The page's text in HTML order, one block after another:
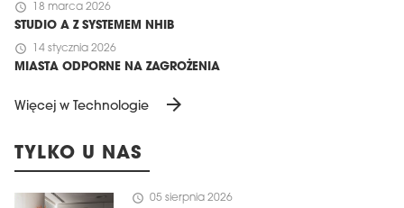
schedule 18 marca 2026
STUDIO A Z SYSTEMEM NHIB
schedule 14 stycznia 2026
MIASTA ODPORNE NA ZAGROŻENIA
Więcej w Technologie arrow_forward
TYLKO U NAS
schedule 05 sierpnia 2026